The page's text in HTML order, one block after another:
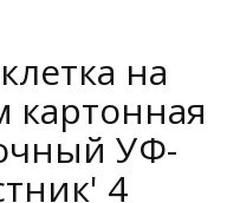
на
картонная
УФ-
4